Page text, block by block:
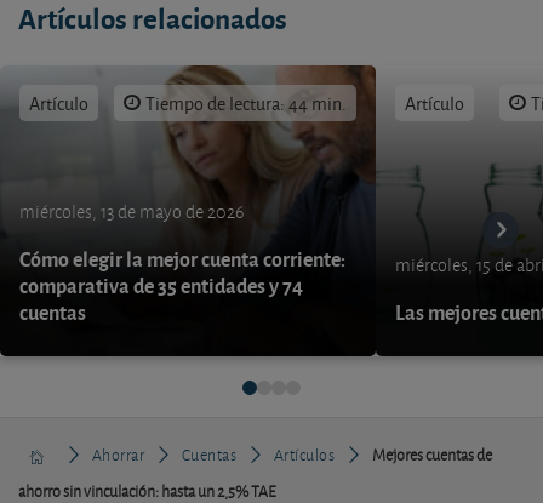
Artículos relacionados
Artículo Tiempo de lectura: 44 min.
miércoles, 13 de mayo de 2026
Cómo elegir la mejor cuenta corriente:
comparativa de 35 entidades y 74
cuentas
Artículo
miércoles, 15 de
Las mejores
Ahorrar Cuentas Artículos
Mejores cuentas de
ahorro sin vinculación: hasta un 2,5% TAE